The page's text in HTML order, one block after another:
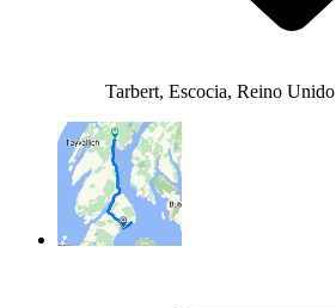
Tarbert, Escocia, Reino Unido